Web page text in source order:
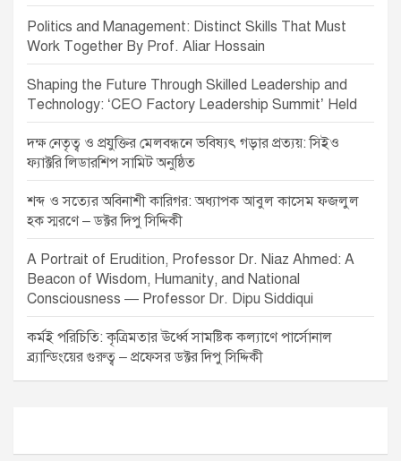
Politics and Management: Distinct Skills That Must
Work Together By Prof. Aliar Hossain
Shaping the Future Through Skilled Leadership and
Technology: ‘CEO Factory Leadership Summit’ Held
দক্ষ নেতৃত্ব ও প্রযুক্তির মেলবন্ধনে ভবিষ্যৎ গড়ার প্রত্যয়: সিইও
ফ্যাক্টরি লিডারশিপ সামিট অনুষ্ঠিত
শব্দ ও সত্যের অবিনাশী কারিগর: অধ্যাপক আবুল কাসেম ফজলুল
হক স্মরণে – ডক্টর দিপু সিদ্দিকী
A Portrait of Erudition, Professor Dr. Niaz Ahmed: A
Beacon of Wisdom, Humanity, and National
Consciousness — Professor Dr. Dipu Siddiqui
কর্মই পরিচিতি: কৃত্রিমতার ঊর্ধ্বে সামষ্টিক কল্যাণে পার্সোনাল
ব্র্যান্ডিংয়ের গুরুত্ব – প্রফেসর ডক্টর দিপু সিদ্দিকী